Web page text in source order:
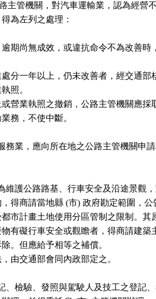
主管機關，對汽車運輸業，認為經營
得為左列之處理：
，逾期尚無成效，或違抗命令不為改善
業處分一年以上，仍未改善者，經交通
照。
止或營業執照之撤銷，公路主管機關應
業務，不使中斷。
務業，應向所在地之公路主管機關申
維護公路路基、行車安全及沿途景觀
，得商請當地縣 (市) 政府勘定範圍，
受都市計畫土地使用分區管制之限制。
礙物有礙行車安全或觀瞻者，得商請建
除。但應給予相等之補償。
，由交通部會同內政部定之。
、檢驗、發照與駕駛人及技工之登記